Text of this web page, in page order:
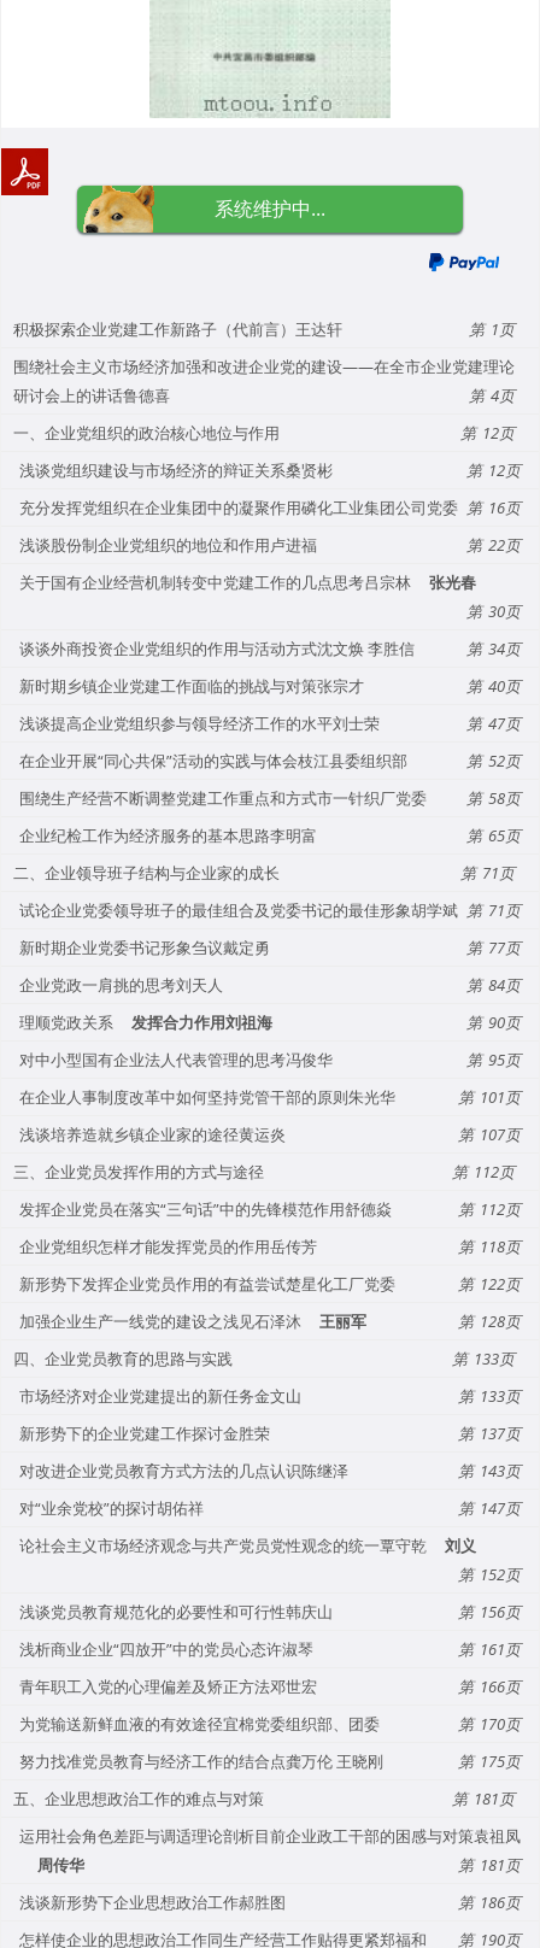
系统维护中...
积极探索企业党建工作新路子（代前言）王达轩
1
围绕社会主义市场经济加强和改进企业党的建设——在全市企业党建理论
研讨会上的讲话鲁德喜
4
一、企业党组织的政治核心地位与作用
12
浅谈党组织建设与市场经济的辩证关系桑贤彬
12
充分发挥党组织在企业集团中的凝聚作用磷化工业集团公司党委
16
浅谈股份制企业党组织的地位和作用卢进福
22
关于国有企业经营机制转变中党建工作的几点思考吕宗林
张光春
30
谈谈外商投资企业党组织的作用与活动方式沈文焕 李胜信
34
新时期乡镇企业党建工作面临的挑战与对策张宗才
40
浅谈提高企业党组织参与领导经济工作的水平刘士荣
47
在企业开展“同心共保”活动的实践与体会枝江县委组织部
52
围绕生产经营不断调整党建工作重点和方式市一针织厂党委
58
企业纪检工作为经济服务的基本思路李明富
65
二、企业领导班子结构与企业家的成长
71
试论企业党委领导班子的最佳组合及党委书记的最佳形象胡学斌
71
新时期企业党委书记形象刍议戴定勇
77
企业党政一肩挑的思考刘天人
84
理顺党政关系
发挥合力作用刘祖海
90
对中小型国有企业法人代表管理的思考冯俊华
95
在企业人事制度改革中如何坚持党管干部的原则朱光华
101
浅谈培养造就乡镇企业家的途径黄运炎
107
三、企业党员发挥作用的方式与途径
112
发挥企业党员在落实“三句话”中的先锋模范作用舒德焱
112
企业党组织怎样才能发挥党员的作用岳传芳
118
新形势下发挥企业党员作用的有益尝试楚星化工厂党委
122
加强企业生产一线党的建设之浅见石泽沐
王丽军
128
四、企业党员教育的思路与实践
133
市场经济对企业党建提出的新任务金文山
133
新形势下的企业党建工作探讨金胜荣
137
对改进企业党员教育方式方法的几点认识陈继泽
143
对“业余党校”的探讨胡佑祥
147
论社会主义市场经济观念与共产党员党性观念的统一覃守乾
刘义
152
浅谈党员教育规范化的必要性和可行性韩庆山
156
浅析商业企业“四放开”中的党员心态许淑琴
161
青年职工入党的心理偏差及矫正方法邓世宏
166
为党输送新鲜血液的有效途径宜棉党委组织部、团委
170
努力找准党员教育与经济工作的结合点龚万伦 王晓刚
175
五、企业思想政治工作的难点与对策
181
运用社会角色差距与调适理论剖析目前企业政工干部的困感与对策袁祖凤
周传华
181
浅谈新形势下企业思想政治工作郝胜图
186
怎样使企业的思想政治工作同生产经营工作贴得更紧郑福和
190